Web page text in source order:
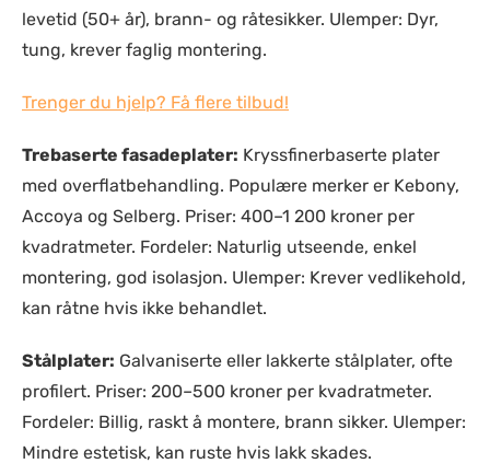
levetid (50+ år), brann- og råtesikker. Ulemper: Dyr,
tung, krever faglig montering.
Trenger du hjelp? Få flere tilbud!
Trebaserte fasadeplater: Kryssfinerbaserte plater
med overflatbehandling. Populære merker er Kebony,
Accoya og Selberg. Priser: 400–1 200 kroner per
kvadratmeter. Fordeler: Naturlig utseende, enkel
montering, god isolasjon. Ulemper: Krever vedlikehold,
kan råtne hvis ikke behandlet.
Stålplater: Galvaniserte eller lakkerte stålplater, ofte
profilert. Priser: 200–500 kroner per kvadratmeter.
Fordeler: Billig, raskt å montere, brann sikker. Ulemper:
Mindre estetisk, kan ruste hvis lakk skades.